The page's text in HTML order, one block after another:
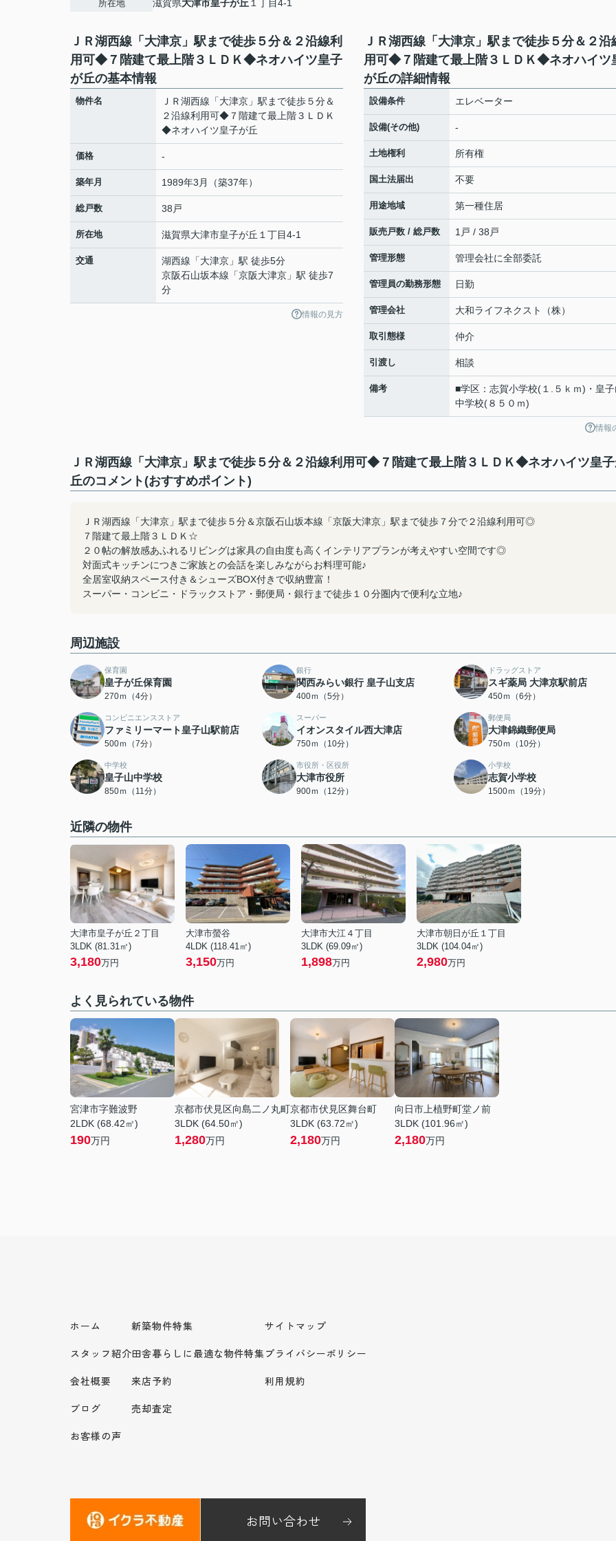
所在地 滋賀県大津市皇子が丘 １丁目4-1
ＪＲ湖西線「大津京」駅まで徒歩５分＆２沿線利
用可◆７階建て最上階３ＬＤＫ◆ネオハイツ皇子
が丘の基本情報
物件名
ＪＲ湖西線「大津京」駅まで徒歩５分＆
２沿線利用可◆７階建て最上階３ＬＤＫ
◆ネオハイツ皇子が丘
価格 -
築年月 1989年3月（築37年）
総戸数 38戸
所在地 滋賀県大津市皇子が丘 １丁目4-1
交通 湖西線 「大津京 」駅 徒歩5分
京阪石山坂本線 「京阪大津京 」駅 徒歩7
分
情報の見方
ＪＲ湖西線「大津京」駅まで徒歩５分＆２沿
用可◆７階建て最上階３ＬＤＫ◆ネオハイツ
が丘の詳細情報
設備条件 エレベーター
設備(その他) -
土地権利 所有権
国土法届出 不要
用途地域 第一種住居
販売戸数 / 総戸数 1戸 / 38戸
管理形態 管理会社に全部委託
管理員の勤務形態 日勤
管理会社 大和ライフネクスト（株）
取引態様 仲介
引渡し 相談
備考
■学区：志賀小学校(１.５ｋｍ)・皇子
中学校(８５０ｍ)
情報
ＪＲ湖西線「大津京」駅まで徒歩５分＆２沿線利用可◆７階建て最上階３ＬＤＫ◆ネオハイツ皇
丘のコメント(おすすめポイント)
ＪＲ湖西線「大津京」駅まで徒歩５分＆京阪石山坂本線「京阪大津京」駅まで徒歩７分で２沿線利用可◎
７階建て最上階３ＬＤＫ☆
２０帖の解放感あふれるリビングは家具の自由度も高くインテリアプランが考えやすい空間です◎
対面式キッチンにつきご家族との会話を楽しみながらお料理可能♪
全居室収納スペース付き＆シューズBOX付きで収納豊富！
スーパー・コンビニ・ドラックストア・郵便局・銀行まで徒歩１０分圏内で便利な立地♪
周辺施設
保育園
皇子が丘保育園
270ｍ（4分）
銀行
関西みらい銀行 皇子山支店
400ｍ（5分）
ドラッグストア
スギ薬局 大津京駅前店
450ｍ（6分）
コンビニエンスストア
ファミリーマート皇子山駅前店
500ｍ（7分）
スーパー
イオンスタイル西大津店
750ｍ（10分）
郵便局
大津錦織郵便局
750ｍ（10分）
中学校
皇子山中学校
850ｍ（11分）
市役所・区役所
大津市役所
900ｍ（12分）
小学校
志賀小学校
1500ｍ（19分）
近隣の物件
大津市皇子が丘２丁目
3LDK (81.31㎡)
3,180万円
大津市螢谷
4LDK (118.41㎡)
3,150万円
大津市大江４丁目
3LDK (69.09㎡)
1,898万円
大津市朝日が丘１丁目
3LDK (104.04㎡)
2,980万円
よく見られている物件
宮津市字難波野
2LDK (68.42㎡)
190万円
京都市伏見区向島二ノ丸町
3LDK (64.50㎡)
1,280万円
京都市伏見区舞台町
3LDK (63.72㎡)
2,180万円
向日市上植野町堂ノ前
3LDK (101.96㎡)
2,180万円
ホーム
スタッフ紹介
会社概要
ブログ
お客様の声
新築物件特集
田舎暮らしに最適な物件特集
来店予約
売却査定
サイトマップ
プライバシーポリシー
利用規約
お問い合わせ